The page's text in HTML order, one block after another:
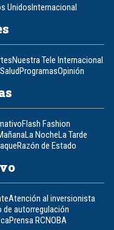
UnidosInternacional
Nuestra Tele Internacional
SaludProgramasOpinión
Flash Fashion
La NocheLa Tarde
Razón de Estado
Atención al inversionista
de autorregulación
Prensa RCNOBA